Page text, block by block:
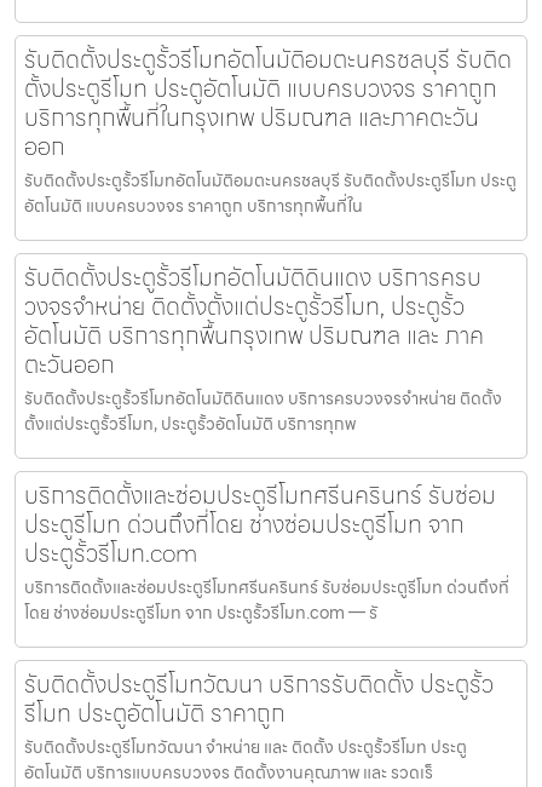
รับติดตั้งประตูรั้วรีโมทอัตโนมัติอมตะนครชลบุรี รับติด
ตั้งประตูรีโมท ประตูอัตโนมัติ แบบครบวงจร ราคาถูก
บริการทุกพื้นที่ในกรุงเทพ ปริมณฑล และภาคตะวัน
ออก
รับติดตั้งประตูรั้วรีโมทอัตโนมัติอมตะนครชลบุรี รับติดตั้งประตูรีโมท ประตู
อัตโนมัติ แบบครบวงจร ราคาถูก บริการทุกพื้นที่ใน
รับติดตั้งประตูรั้วรีโมทอัตโนมัติดินแดง บริการครบ
วงจรจำหน่าย ติดตั้งตั้งแต่ประตูรั้วรีโมท, ประตูรั้ว
อัตโนมัติ บริการทุกพื้นกรุงเทพ ปริมณฑล และ ภาค
ตะวันออก
รับติดตั้งประตูรั้วรีโมทอัตโนมัติดินแดง บริการครบวงจรจำหน่าย ติดตั้ง
ตั้งแต่ประตูรั้วรีโมท, ประตูรั้วอัตโนมัติ บริการทุกพ
บริการติดตั้งและซ่อมประตูรีโมทศรีนครินทร์ รับซ่อม
ประตูรีโมท ด่วนถึงที่โดย ช่างซ่อมประตูรีโมท จาก
ประตูรั้วรีโมท.com
บริการติดตั้งและซ่อมประตูรีโมทศรีนครินทร์ รับซ่อมประตูรีโมท ด่วนถึงที่
โดย ช่างซ่อมประตูรีโมท จาก ประตูรั้วรีโมท.com — รั
รับติดตั้งประตูรีโมทวัฒนา บริการรับติดตั้ง ประตูรั้ว
รีโมท ประตูอัตโนมัติ ราคาถูก
รับติดตั้งประตูรีโมทวัฒนา จำหน่าย และ ติดตั้ง ประตูรั้วรีโมท ประตู
อัตโนมัติ บริการแบบครบวงจร ติดตั้งงานคุณภาพ และ รวดเร็